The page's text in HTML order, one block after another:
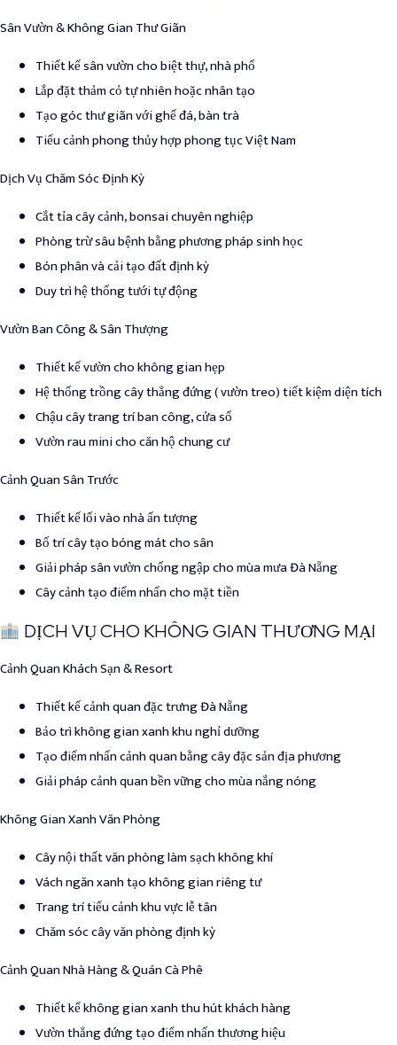
Sân Vườn & Không Gian Thư Giãn
Thiết kế sân vườn cho biệt thự, nhà phố
Lắp đặt thảm cỏ tự nhiên hoặc nhân tạo
Tạo góc thư giãn với ghế đá, bàn trà
Tiểu cảnh phong thủy hợp phong tục Việt Nam
Dịch Vụ Chăm Sóc Định Kỳ
Cắt tỉa cây cảnh, bonsai chuyên nghiệp
Phòng trừ sâu bệnh bằng phương pháp sinh học
Bón phân và cải tạo đất định kỳ
Duy trì hệ thống tưới tự động
Vườn Ban Công & Sân Thượng
Thiết kế vườn cho không gian hẹp
Hệ thống trồng cây thẳng đứng ( vườn treo) tiết kiệm diện tích
Chậu cây trang trí ban công, cửa sổ
Vườn rau mini cho căn hộ chung cư
Cảnh Quan Sân Trước
Thiết kế lối vào nhà ấn tượng
Bố trí cây tạo bóng mát cho sân
Giải pháp sân vườn chống ngập cho mùa mưa Đà Nẵng
Cây cảnh tạo điểm nhấn cho mặt tiền
DỊCH VỤ CHO KHÔNG GIAN THƯƠNG MẠI
Cảnh Quan Khách Sạn & Resort
Thiết kế cảnh quan đặc trưng Đà Nẵng
Bảo trì không gian xanh khu nghỉ dưỡng
Tạo điểm nhấn cảnh quan bằng cây đặc sản địa phương
Giải pháp cảnh quan bền vững cho mùa nắng nóng
Không Gian Xanh Văn Phòng
Cây nội thất văn phòng làm sạch không khí
Vách ngăn xanh tạo không gian riêng tư
Trang trí tiểu cảnh khu vực lễ tân
Chăm sóc cây văn phòng định kỳ
Cảnh Quan Nhà Hàng & Quán Cà Phê
Thiết kế không gian xanh thu hút khách hàng
Vườn thẳng đứng tạo điểm nhấn thương hiệu